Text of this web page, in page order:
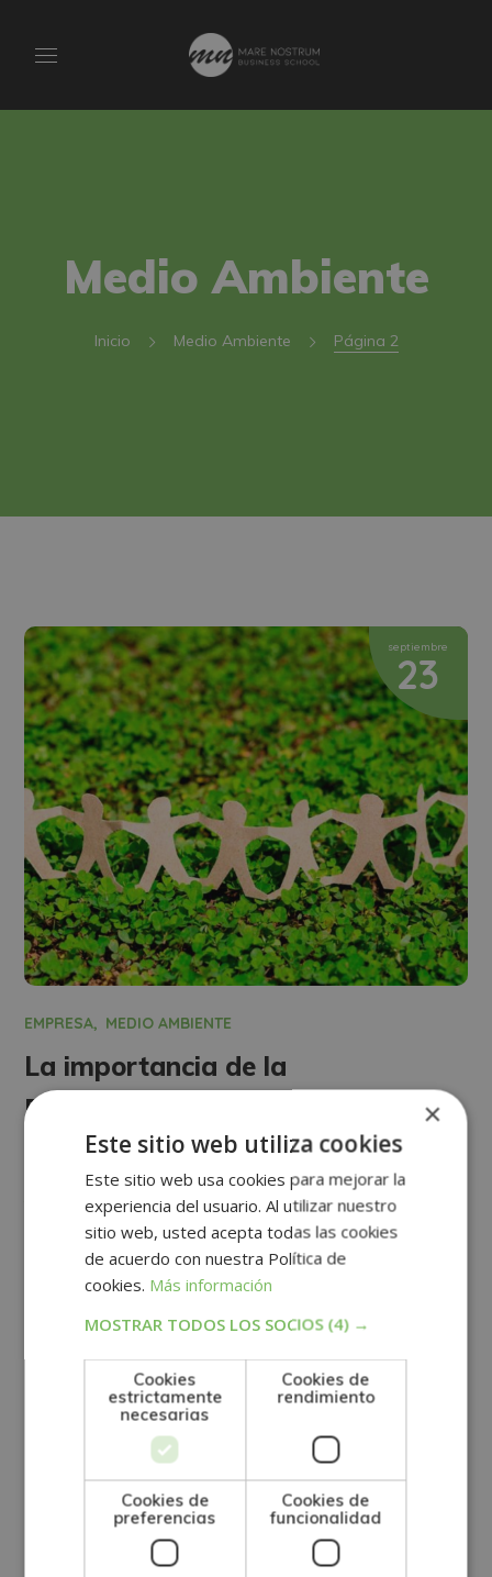
Medio Ambiente
Inicio Medio Ambiente Página 2
septiembre
23
EMPRESA MEDIO AMBIENTE
La importancia de la
Responsabilidad Social
Corporativa para la sociedad
Ver más
×
Este sitio web utiliza cookies
Este sitio web usa cookies para mejorar la
experiencia del usuario. Al utilizar nuestro
sitio web, usted acepta todas las cookies
de acuerdo con nuestra Política de
cookies. Más información
MOSTRAR TODOS LOS SOCIOS (4) →
Cookies
estrictamente
necesarias
Cookies de
rendimiento
Cookies de
preferencias
Cookies de
funcionalidad